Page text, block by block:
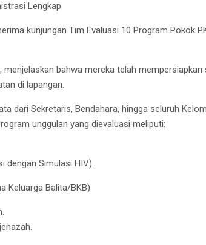
Lengkap
kunjungan Tim Evaluasi 10 Program Pokok
menjelaskan bahwa mereka telah mempersiapkan
di lapangan.
dari Sekretaris, Bendahara, hingga seluruh
unggulan yang dievaluasi meliputi:
dengan Simulasi HIV).
Keluarga Balita/BKB).